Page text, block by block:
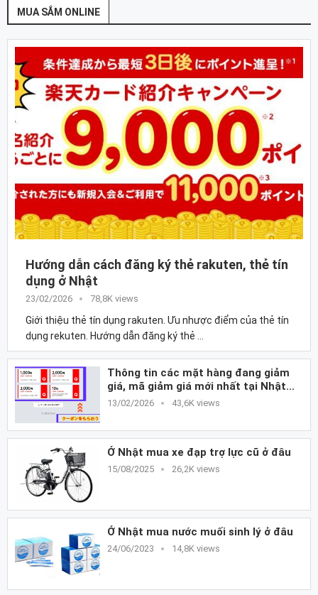
MUA SẮM ONLINE
Hướng dẫn cách đăng ký thẻ rakuten, thẻ tín
dụng ở Nhật
23/02/2026 78,8K views
Giới thiệu thẻ tín dụng rakuten. Ưu nhược điểm của thẻ tín
dụng rekuten. Hướng dẫn đăng ký thẻ …
Thông tin các mặt hàng đang giảm
giá, mã giảm giá mới nhất tại Nhật...
13/02/2026 43,6K views
Ở Nhật mua xe đạp trợ lực cũ ở đâu
15/08/2025 26,2K views
Ở Nhật mua nước muối sinh lý ở đâu
24/06/2023 14,8K views